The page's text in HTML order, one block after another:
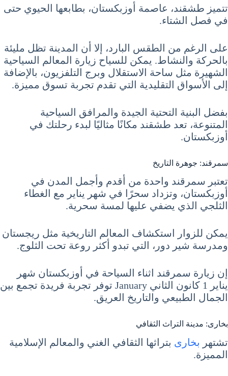
تتميز طشقند، عاصمة أوزبكستان، بطابعها الحيوي حتى
في فصل الشتاء.
على الرغم من الطقس البارد، إلا أن المدينة تظل مليئة
بالحركة والنشاط. يمكن للسياح زيارة المعالم السياحية
الشهيرة مثل ساحة الاستقلال وبرج التلفزيون، بالإضافة
إلى الأسواق التقليدية التي تقدم تجربة تسوق مميزة.
بفضل البنية التحتية الجيدة والمرافق السياحية
المتنوعة، تعد طشقند مكانًا مثاليًا لبدء رحلتك في
أوزبكستان.
سمرقند: جوهرة التاريخ
تعتبر سمرقند واحدة من أقدم وأجمل المدن في
أوزبكستان، وتزداد سحرًا في شهر يناير مع الغطاء
الثلجي الذي يضفي عليها لمسة سحرية.
يمكن للزوار استكشاف المعالم التاريخية مثل ريجستان
ومدرسة شير دور، التي تبدو أكثر روعة تحت الثلوج.
إن زيارة سمرقند اثناء السياحة في أوزبكستان شهر
يناير 1 كانون الثاني January توفر تجربة فريدة تجمع بين
الجمال الطبيعي والتاريخ العريق.
بخارى: مدينة التراث الثقافي
تشتهر بخارى بتراثها الثقافي الغني والمعالم الإسلامية
المميزة.